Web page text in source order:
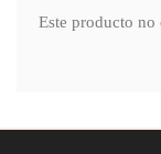
Este producto no